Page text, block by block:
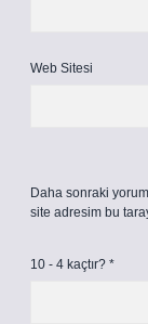
Web Sitesi
Daha sonraki
site adresim bu
10 - 4 kaçtır? *